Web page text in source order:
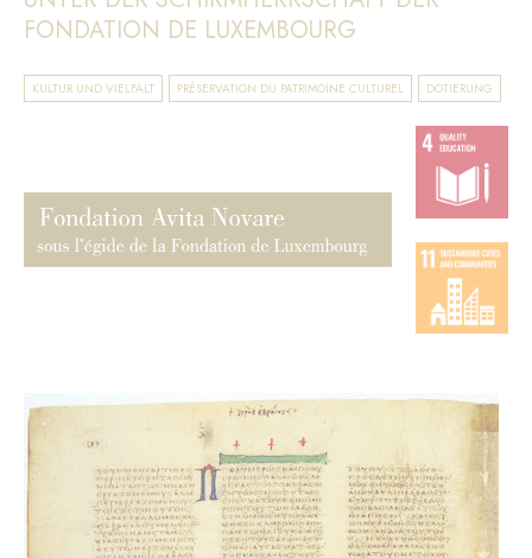
FONDATION DE LUXEMBOURG
KULTUR UND VIELFALT PRÉSERVATION DU PATRIMOINE CULTUREL DOTIERUNG